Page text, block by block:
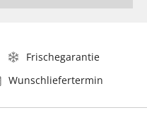
Frischegarantie
Wunschliefertermin